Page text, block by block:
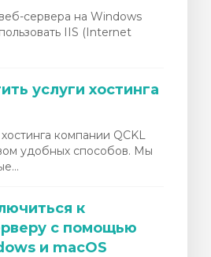
сервера на Windows
IIS (Internet
услуги хостинга
компании QCKL
удобных способов. Мы
к
с помощью
и macOS